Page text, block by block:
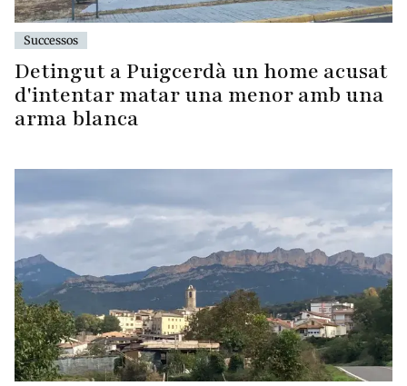
Successos
Detingut a Puigcerdà un home acusat
d'intentar matar una menor amb una
arma blanca